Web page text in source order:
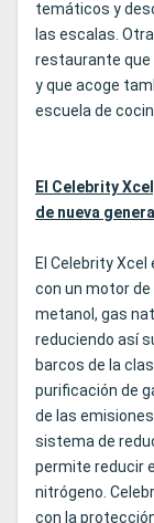
temáticos y
las escalas.
restaurante que
y que acoge
escuela de
El Celebrity
de nueva
El Celebrity
con un motor
metanol, gas
reduciendo así
barcos de la
purificación de
de las
sistema de
permite reducir
nitrógeno.
con la